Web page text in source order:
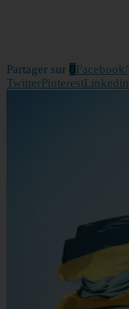
Partager sur 0Facebook
TwitterPinterestLinkedin